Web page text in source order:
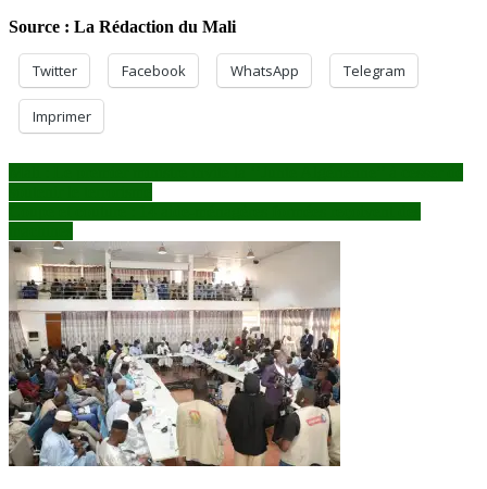
Source : La Rédaction du Mali
Twitter Facebook WhatsApp Telegram
Imprimer
Navigation
de
l’article